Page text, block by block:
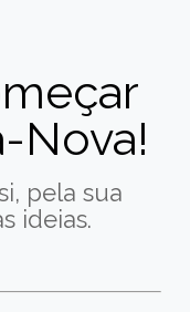
Nova!
pela sua
ideias.